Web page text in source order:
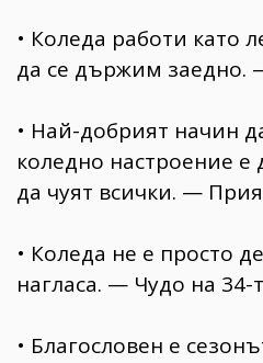
• Коледа работи като
да се държим заедно.
• Най-добрият начин
коледно настроение е
да чуят всички. —
• Коледа не е просто
нагласа. — Чудо на 34-
• Благословен е